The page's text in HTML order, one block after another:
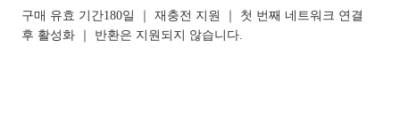
구매 유효 기간180일 ｜ 재충전 지원 ｜ 첫 번째 네트워크 연결
후 활성화 ｜ 반환은 지원되지 않습니다.